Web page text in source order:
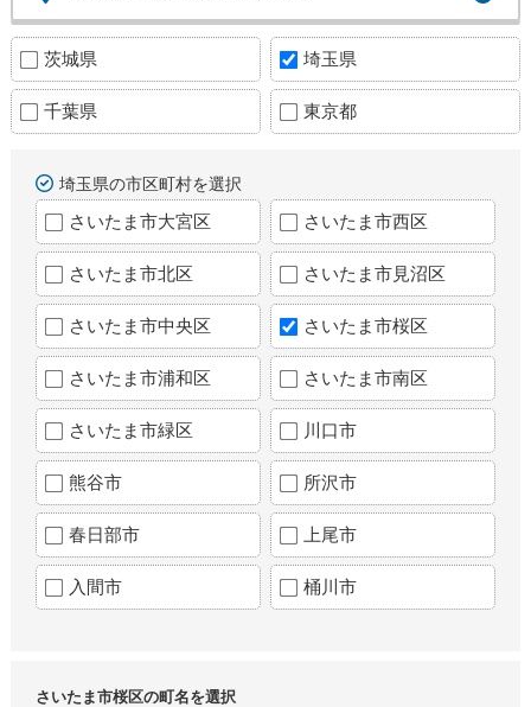
茨城県 埼玉県
千葉県 東京都
埼玉県の市区町村を選択
さいたま市大宮区 さいたま市西区
さいたま市北区 さいたま市見沼区
さいたま市中央区 さいたま市桜区
さいたま市浦和区 さいたま市南区
さいたま市緑区 川口市
熊谷市 所沢市
春日部市 上尾市
入間市 桶川市
さいたま市桜区の町名を選択